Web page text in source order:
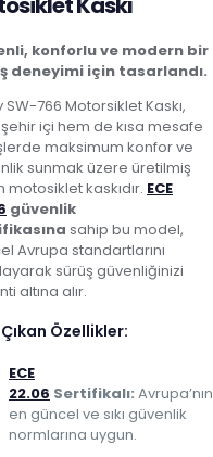
konforlu ve modern bir
deneyimi için tasarlandı.
SW-766 Motorsiklet Kaskı,
içi hem de kısa mesafe
maksimum konfor ve
sunmak üzere üretilmiş
motosiklet kaskıdır. ECE
güvenlik
sahip bu model,
Avrupa standartlarını
sürüş güvenliğinizi
altına alır.
Özellikler:
ECE
22.06 Sertifikalı: Avrupa’nın
en güncel ve sıkı güvenlik
normlarına uygun.